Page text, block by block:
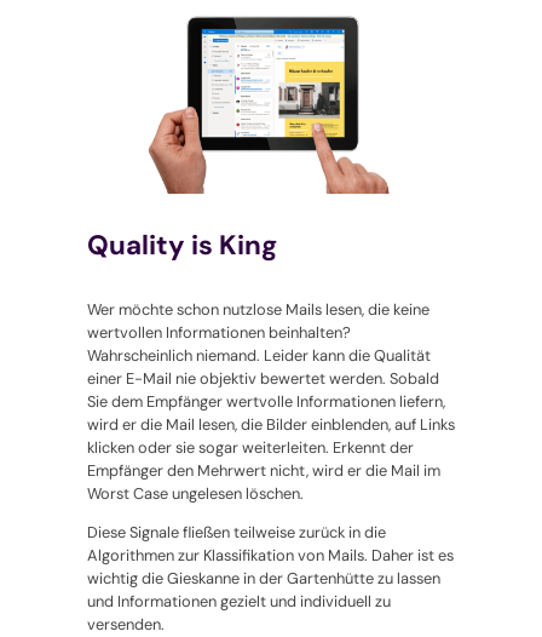
Quality is King
Wer möchte schon nutzlose Mails lesen, die keine
wertvollen Informationen beinhalten?
Wahrscheinlich niemand. Leider kann die Qualität
einer E-Mail nie objektiv bewertet werden. Sobald
Sie dem Empfänger wertvolle Informationen liefern,
wird er die Mail lesen, die Bilder einblenden, auf Links
klicken oder sie sogar weiterleiten. Erkennt der
Empfänger den Mehrwert nicht, wird er die Mail im
Worst Case ungelesen löschen.
Diese Signale fließen teilweise zurück in die
Algorithmen zur Klassifikation von Mails. Daher ist es
wichtig die Gieskanne in der Gartenhütte zu lassen
und Informationen gezielt und individuell zu
versenden.